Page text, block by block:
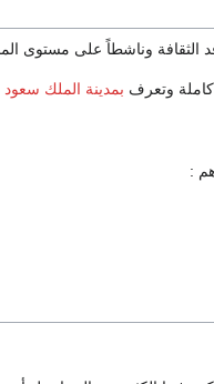
الثقافة وناشطاً على مستوى
كاملة وتعرف بمدينة الملك سعود
: